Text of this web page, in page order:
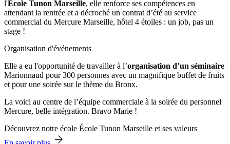
l'Ecole Tunon Marseille, elle renforce ses compétences en
attendant la rentrée et a décroché un contrat d’été au service
commercial du Mercure Marseille, hôtel 4 étoiles : un job, pas un
stage !
Organisation d'événements
Elle a eu l'opportunité de travailler à l’organisation d’un séminaire
Marionnaud pour 300 personnes avec un magnifique buffet de fruits
et pour une soirée sur le thème du Bronx.
La voici au centre de l’équipe commerciale à la soirée du personnel
Mercure, belle intégration. Bravo Marie !
Découvrez notre école École Tunon Marseille et ses valeurs